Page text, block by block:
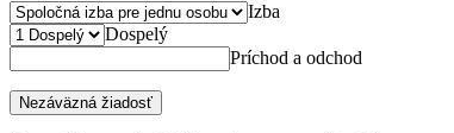
Izba
Dospelý
Príchod a odchod
Nezáväzná žiadosť